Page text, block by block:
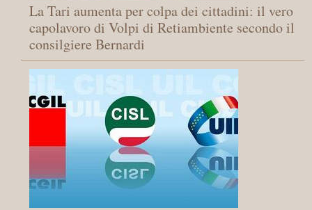
La Tari aumenta per colpa dei cittadini: il vero
capolavoro di Volpi di Retiambiente secondo il
consilgiere Bernardi